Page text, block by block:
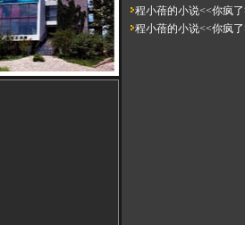
程小蓓的小说<<你疯了
程小蓓的小说<<你疯了